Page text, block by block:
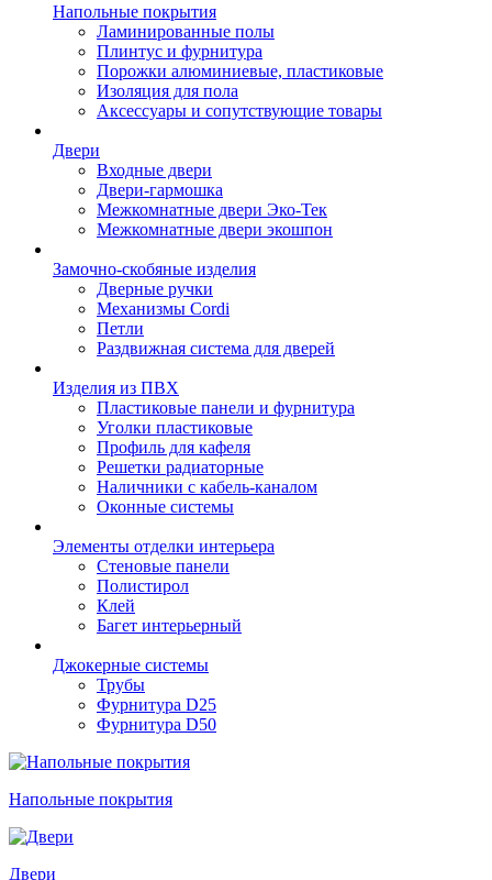
Напольные покрытия
Ламинированные полы
Плинтус и фурнитура
Порожки алюминиевые, пластиковые
Изоляция для пола
Аксессуары и сопутствующие товары
Двери
Входные двери
Двери-гармошка
Межкомнатные двери Эко-Тек
Межкомнатные двери экошпон
Замочно-скобяные изделия
Дверные ручки
Механизмы Cordi
Петли
Раздвижная система для дверей
Изделия из ПВХ
Пластиковые панели и фурнитура
Уголки пластиковые
Профиль для кафеля
Решетки радиаторные
Наличники с кабель-каналом
Оконные системы
Элементы отделки интерьера
Стеновые панели
Полистирол
Клей
Багет интерьерный
Джокерные системы
Трубы
Фурнитура D25
Фурнитура D50
Напольные покрытия
Двери